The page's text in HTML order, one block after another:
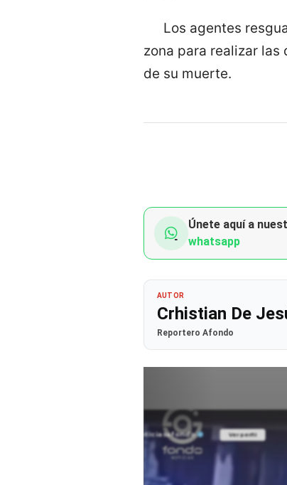
Los agentes
zona para realizar
de su muerte.
Únete aquí a
whatsapp
AUTOR
Crhistian De
Reportero Afondo
Ver perfil
@noticiasafondo Ver perfil